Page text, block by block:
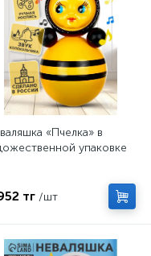
«Пчелка» в
упаковке
тг /шт